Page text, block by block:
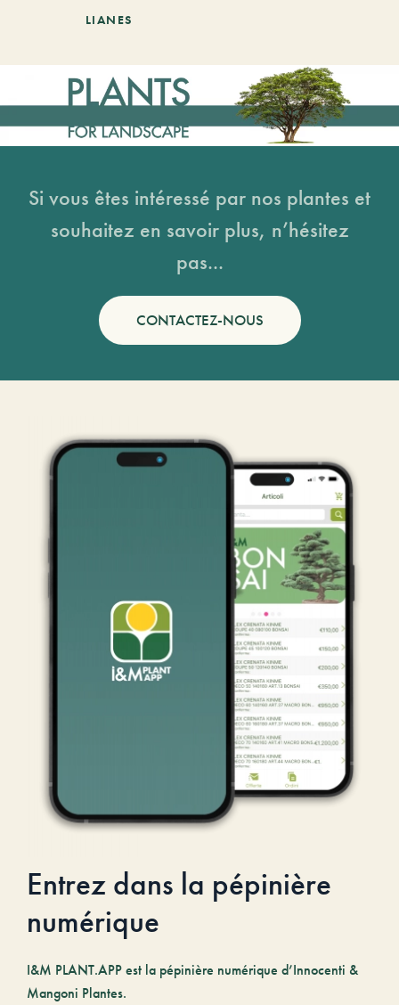
LIANES
Si vous êtes intéressé par nos plantes et
souhaitez en savoir plus, n’hésitez
pas...
CONTACTEZ-NOUS
Entrez dans la pépinière
numérique
I&M PLANT.APP est la pépinière numérique d’Innocenti &
Mangoni Plantes.